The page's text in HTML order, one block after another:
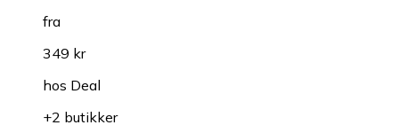
fra
349 kr
hos Deal
+2 butikker